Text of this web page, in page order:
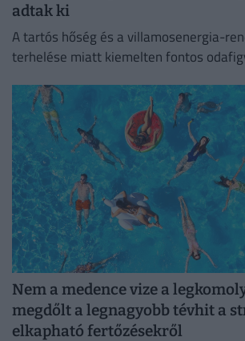
adtak ki
A tartós hőség és a villamosenergia-
terhelése miatt kiemelten fontos
Nem a medence vize a
megdőlt a legnagyobb tévhit a
elkapható fertőzésekről